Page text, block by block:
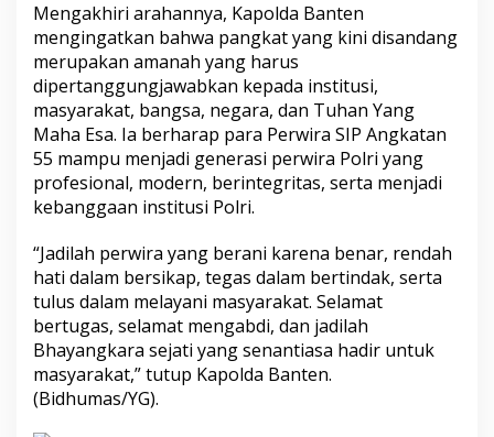
Mengakhiri arahannya, Kapolda Banten
mengingatkan bahwa pangkat yang kini disandang
merupakan amanah yang harus
dipertanggungjawabkan kepada institusi,
masyarakat, bangsa, negara, dan Tuhan Yang
Maha Esa. Ia berharap para Perwira SIP Angkatan
55 mampu menjadi generasi perwira Polri yang
profesional, modern, berintegritas, serta menjadi
kebanggaan institusi Polri.
“Jadilah perwira yang berani karena benar, rendah
hati dalam bersikap, tegas dalam bertindak, serta
tulus dalam melayani masyarakat. Selamat
bertugas, selamat mengabdi, dan jadilah
Bhayangkara sejati yang senantiasa hadir untuk
masyarakat,” tutup Kapolda Banten.
(Bidhumas/YG).